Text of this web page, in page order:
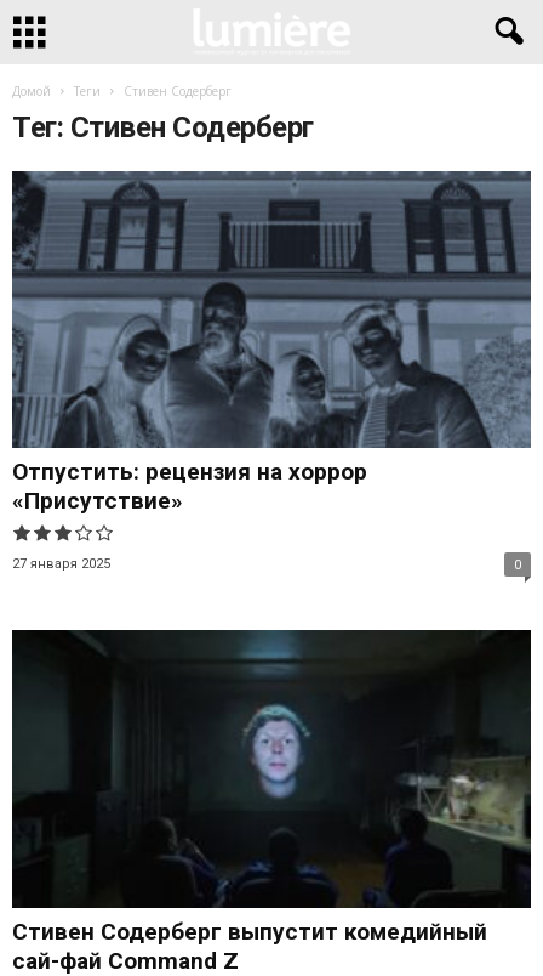
Домой Теги Стивен Содерберг
Тег: Стивен Содерберг
Отпустить: рецензия на хоррор
«Присутствие»
27 января 2025 0
Стивен Содерберг выпустит комедийный
сай-фай Command Z